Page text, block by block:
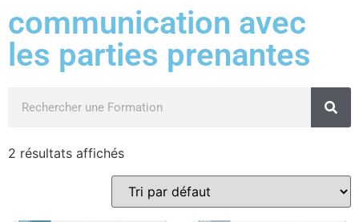
communication avec
les parties prenantes
2 résultats affichés